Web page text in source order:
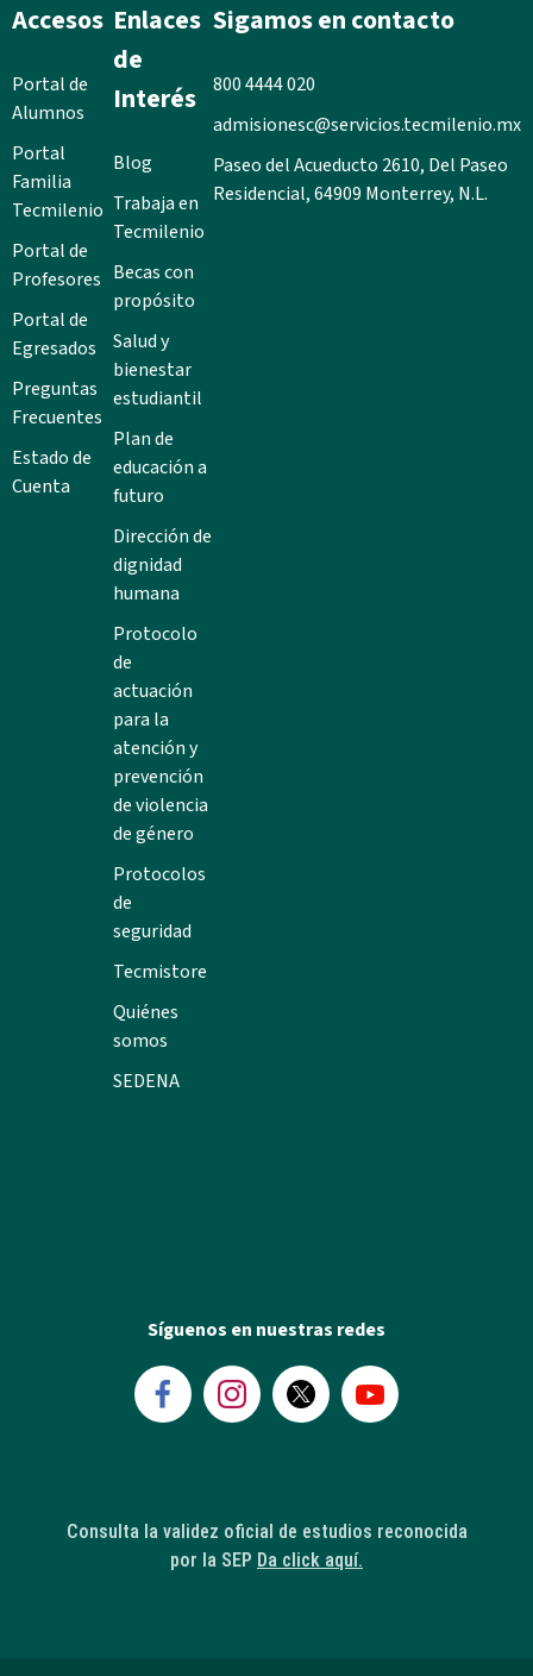
Accesos
Portal de
Alumnos
Portal
Familia
Tecmilenio
Portal de
Profesores
Portal de
Egresados
Preguntas
Frecuentes
Estado de
Cuenta
Enlaces
de
Interés
Blog
Trabaja en
Tecmilenio
Becas con
propósito
Salud y
bienestar
estudiantil
Plan de
educación a
futuro
Dirección de
dignidad
humana
Protocolo
de
actuación
para la
atención y
prevención
de violencia
de género
Protocolos
de
seguridad
Tecmistore
Quiénes
somos
SEDENA
Sigamos en contacto
800 4444 020
admisionesc@servicios.tecmilenio.mx
Paseo del Acueducto 2610, Del Paseo
Residencial, 64909 Monterrey, N.L.
Síguenos en nuestras redes
Consulta la validez oficial de estudios reconocida
por la SEP Da click aquí.